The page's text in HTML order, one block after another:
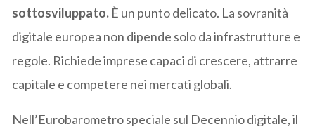
sottosviluppato. È un punto delicato. La sovranità
digitale europea non dipende solo da infrastrutture e
regole. Richiede imprese capaci di crescere, attrarre
capitale e competere nei mercati globali.
Nell’Eurobarometro speciale sul Decennio digitale, il